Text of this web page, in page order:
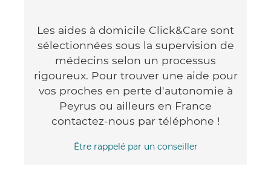
Les aides à domicile Click&Care sont
sélectionnées sous la supervision de
médecins selon un processus
rigoureux. Pour trouver une aide pour
vos proches en perte d'autonomie à
Peyrus ou ailleurs en France
contactez-nous par téléphone !
Être rappelé par un conseiller